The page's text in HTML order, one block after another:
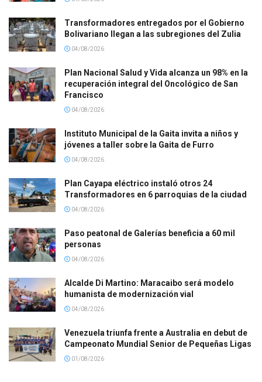
Transformadores entregados por el Gobierno
Bolivariano llegan a las subregiones del Zulia
04/08/2026
Plan Nacional Salud y Vida alcanza un 98% en la
recuperación integral del Oncológico de San
Francisco
04/08/2026
Instituto Municipal de la Gaita invita a niños y
jóvenes a taller sobre la Gaita de Furro
04/08/2026
Plan Cayapa eléctrico instaló otros 24
Transformadores en 6 parroquias de la ciudad
04/08/2026
Paso peatonal de Galerías beneficia a 60 mil
personas
04/08/2026
Alcalde Di Martino: Maracaibo será modelo
humanista de modernización vial
04/08/2026
Venezuela triunfa frente a Australia en debut de
Campeonato Mundial Senior de Pequeñas Ligas
01/08/2026